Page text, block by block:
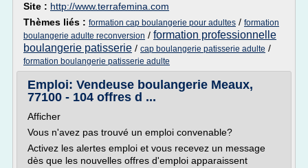
Site : http://www.terrafemina.com
Thèmes liés : formation cap boulangerie pour adultes / formation
boulangerie adulte reconversion / formation professionnelle
boulangerie patisserie / cap boulangerie patisserie adulte /
formation boulangerie patisserie adulte
Emploi: Vendeuse boulangerie Meaux,
77100 - 104 offres d ...
Afficher
Vous n'avez pas trouvé un emploi convenable?
Activez les alertes emploi et vous recevez un message
dès que les nouvelles offres d'emploi apparaissent